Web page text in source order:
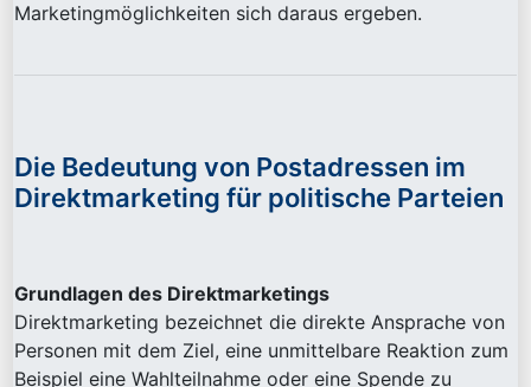
Marketingmöglichkeiten sich daraus ergeben.
Die Bedeutung von Postadressen im
Direktmarketing für politische Parteien
Grundlagen des Direktmarketings
Direktmarketing bezeichnet die direkte Ansprache von
Personen mit dem Ziel, eine unmittelbare Reaktion zum
Beispiel eine Wahlteilnahme oder eine Spende zu